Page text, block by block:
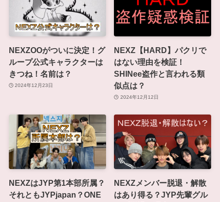
NEXZOOがついに決定！グ
ループ公式キャラクターは
きつね！名前は？
2024年12月23日
NEXZ【HARD】パクリで
はない理由を検証！
SHINee盗作と言われる類
似点は？
2024年12月12日
NEXZはJYP第1本部所属？
それともJYPjapan？ONE
NEXZメンバー脱退・解散
はあり得る？JYP先輩グル